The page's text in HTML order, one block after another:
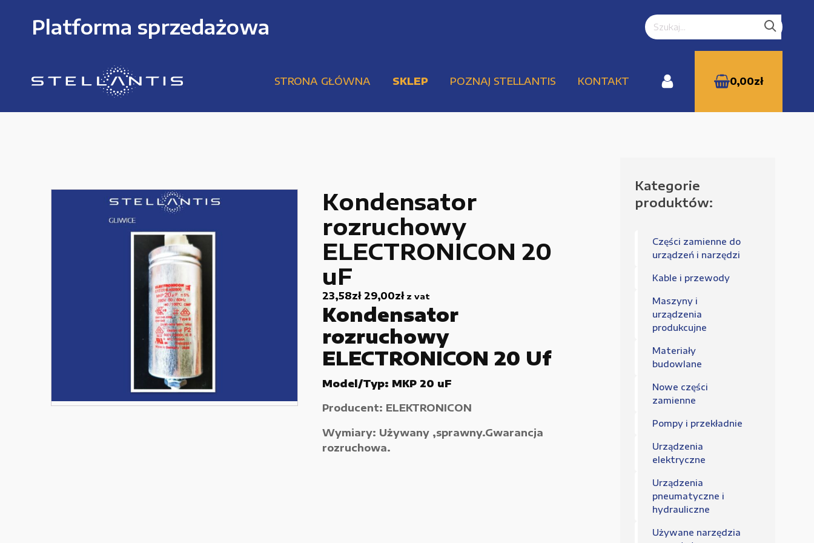
Platforma sprzedażowa
STRONA GŁÓWNA SKLEP POZNAJ STELLANTIS KONTAKT 0,00zł
Części zamienne do urządzeń i narzędzi
Maszyny i urządzenia produkcujne
Pompy i przekładnie
Używane narzędzia warsztatowe
Pozostałe
WYPRZEDAŻE
Zamówienie
Regulamin sklepu
Polityka Prywatności
Kondensator
rozruchowy
ELECTRONICON 20
uF
23,58zł 29,00złz vat
Kondensator
rozruchowy
ELECTRONICON 20 Uf
Model/Typ: MKP 20 uF
Producent: ELEKTRONICON
Wymiary: Używany ,sprawny.Gwarancja
rozruchowa.
Kategorie
produktów:
Części zamienne do
urządzeń i narzędzi
Kable i przewody
Maszyny i
urządzenia
produkcujne
Materiały
budowlane
Nowe części
zamienne
Pompy i przekładnie
Urządzenia
elektryczne
Urządzenia
pneumatyczne i
hydrauliczne
Używane narzędzia